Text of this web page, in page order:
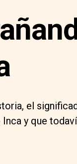
el
y que